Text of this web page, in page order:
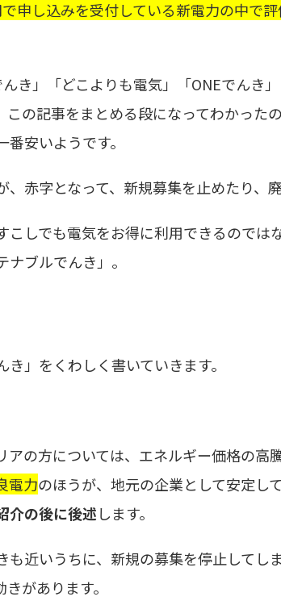
申し込みを受付している新電力の中で
き」「どこよりも電気」「ONEでんき
この記事をまとめる段になってわかった
番安いようです。
、赤字となって、新規募集を止めたり、
こしでも電気をお得に利用できるので
ブルでんき」。
き」をくわしく書いていきます。
アの方については、エネルギー価格の
電力のほうが、地元の企業として安定し
介の後に後述します。
も近いうちに、新規の募集を停止してし
があります。